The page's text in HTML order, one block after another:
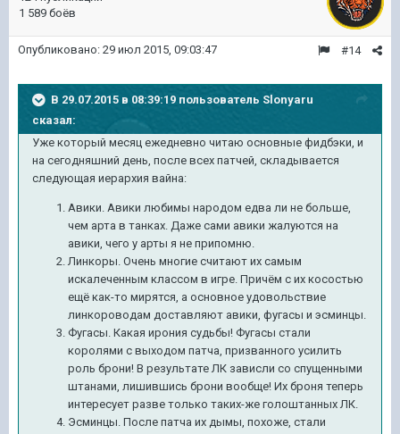
1 589 боёв
#14
Опубликовано: 29 июл 2015, 09:03:47
В 29.07.2015 в 08:39:19 пользователь Slonyaru
сказал:
Уже который месяц ежедневно читаю основные фидбэки, и
на сегодняшний день, после всех патчей, складывается
следующая иерархия вайна:
Авики. Авики любимы народом едва ли не больше,
чем арта в танках. Даже сами авики жалуются на
авики, чего у арты я не припомню.
Линкоры. Очень многие считают их самым
искалеченным классом в игре. Причём с их косостью
ещё как-то мирятся, а основное удовольствие
линкороводам доставляют авики, фугасы и эсминцы.
Фугасы. Какая ирония судьбы! Фугасы стали
королями с выходом патча, призванного усилить
роль брони! В результате ЛК зависли со спущенными
штанами, лишившись брони вообще! Их броня теперь
интересует разве только таких-же голоштанных ЛК.
Эсминцы. После патча их дымы, похоже, стали